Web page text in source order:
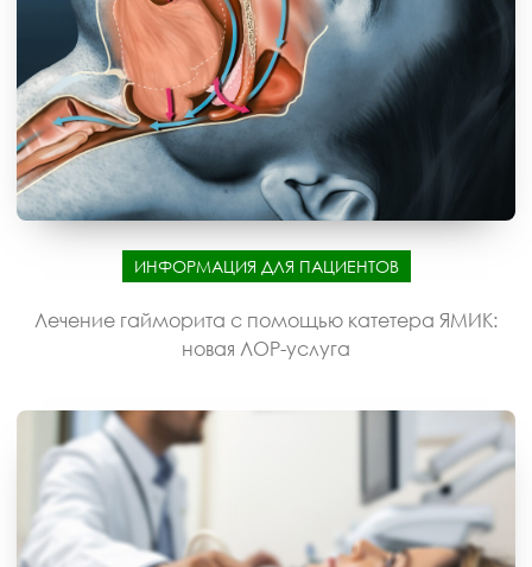
ИНФОРМАЦИЯ ДЛЯ ПАЦИЕНТОВ
Лечение гайморита с помощью катетера ЯМИК:
новая ЛОР-услуга